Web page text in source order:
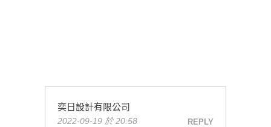
奕日設計有限公司
2022-09-19 於 20:58 REPLY